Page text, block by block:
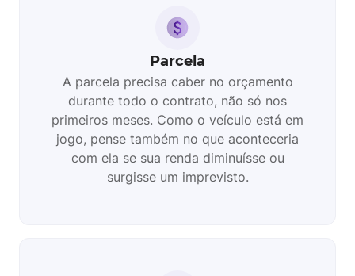
Parcela
A parcela precisa caber no orçamento
durante todo o contrato, não só nos
primeiros meses. Como o veículo está em
jogo, pense também no que aconteceria
com ela se sua renda diminuísse ou
surgisse um imprevisto.